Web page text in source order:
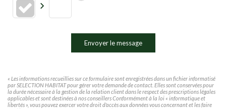
Envoyer le message
« Les informations recueillies sur ce formulaire sont enregistrées dans un fichier informatisé
par SELECTION HABITAT pour gérer votre demande de contact. Elles sont conservées pour
la durée nécessaire à la gestion de la relation client dans le respect des prescriptions légales
applicables et sont destinées à nos conseillers Conformément à la loi « informatique et
libertés », vous pouvez exercer votre droit d'accès aux données vous concernant et les faire